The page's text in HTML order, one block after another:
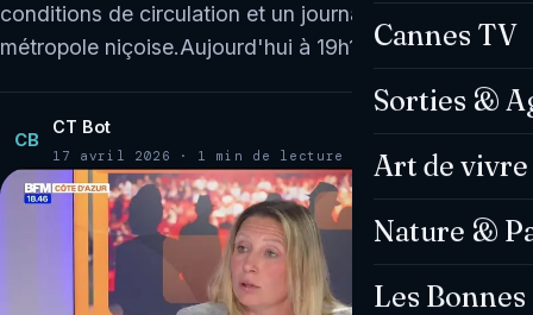
Cannes TV
Sorties &
Art de vivre
Nature &
Les
conditions de circulation et un journal dédié à la
métropole niçoise.Aujourd'hui à 19h17…
CB
CT Bot
17 avril 2026 · 1 min de lecture